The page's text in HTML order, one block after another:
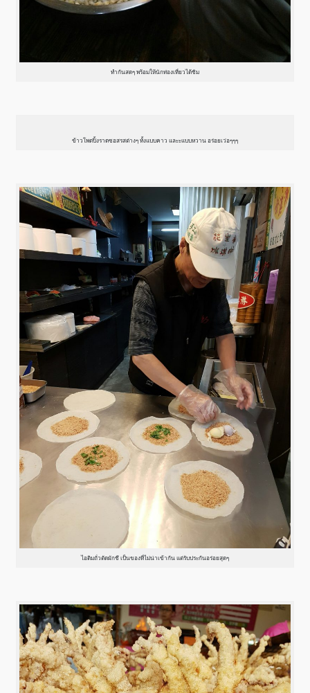
ทำกันสดๆ พร้อมให้นักท่องเที่ยวได้ชิม
ข้าวโพดปิ้งราดซอสรสต่างๆ ทั้งแบบคาว และะแบบหวาน อร่อยเว่อๆๆๆ
ไอติมถั่วตัดผักชี เป็นของที่ไม่น่าเข้ากัน แต่รับประกันอร่อยสุดๆ